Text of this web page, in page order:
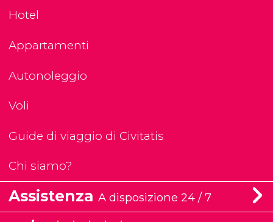
Hotel
Appartamenti
Autonoleggio
Voli
Guide di viaggio di Civitatis
Chi siamo?
Assistenza A disposizione 24 / 7